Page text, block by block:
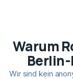
Warum
Berlin-
Wir sind kein